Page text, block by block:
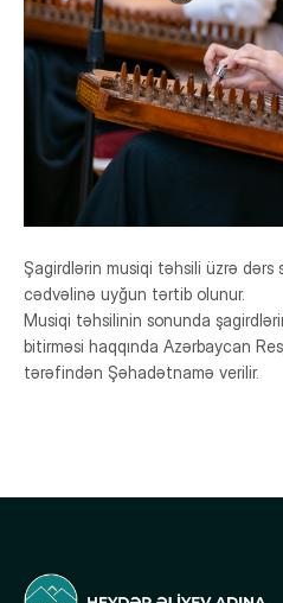
Şagirdlərin musiqi təhsili üzrə dərs
cədvəlinə uyğun tərtib olunur.
Musiqi təhsilinin sonunda
bitirməsi haqqında Azərbaycan
tərəfindən Şəhadətnamə verilir.